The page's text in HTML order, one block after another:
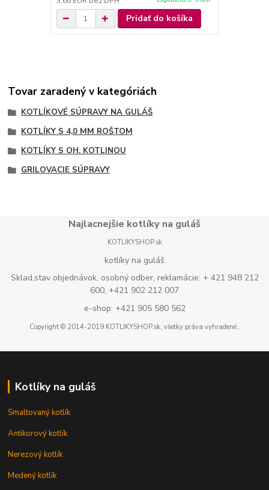
Pridať do košíka
Tovar zaradený v kategóriách
KOTLÍKOVÉ SÚPRAVY NA GULÁŠ
KOTLÍKY S 4,0 MM ROŠTOM
KOTLÍKY S OH. KOTLINOU
GRILOVACIE SÚPRAVY
Najlacnejšie kotlíky na guláš
KOTLIKYSHOP.sk
kotlíky na guláš
Sklad,stav objednávok, osobný odber, reklamácie: + 421 948 212
600, +421 902 212 007
e-shop: +421 905 580 562
Copyright © 2014-2019 KOTLIKYSHOP.sk, všetky práva vyhradené..
Kotlíky na guláš
Smaltovaný kotlík
Antikorový kotlík
Nerezový kotlík
Medený kotlík